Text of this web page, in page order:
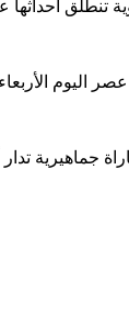
عصر اليوم
جماهيرية